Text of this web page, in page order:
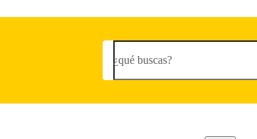
¿qué buscas?